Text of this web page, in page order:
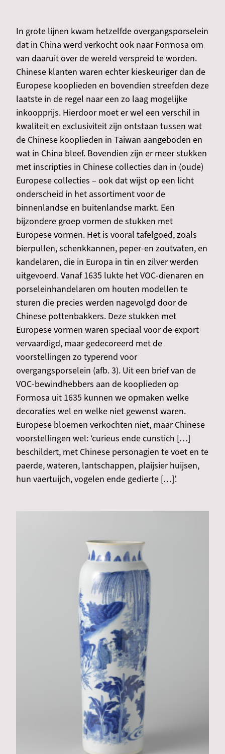
In grote lijnen kwam hetzelfde overgangsporselein
dat in China werd verkocht ook naar Formosa om
van daaruit over de wereld verspreid te worden.
Chinese klanten waren echter kieskeuriger dan de
Europese kooplieden en bovendien streefden deze
laatste in de regel naar een zo laag mogelijke
inkoopprijs. Hierdoor moet er wel een verschil in
kwaliteit en exclusiviteit zijn ontstaan tussen wat
de Chinese kooplieden in Taiwan aangeboden en
wat in China bleef. Bovendien zijn er meer stukken
met inscripties in Chinese collecties dan in (oude)
Europese collecties – ook dat wijst op een licht
onderscheid in het assortiment voor de
binnenlandse en buitenlandse markt. Een
bijzondere groep vormen de stukken met
Europese vormen. Het is vooral tafelgoed, zoals
bierpullen, schenkkannen, peper-en zoutvaten, en
kandelaren, die in Europa in tin en zilver werden
uitgevoerd. Vanaf 1635 lukte het VOC-dienaren en
porseleinhandelaren om houten modellen te
sturen die precies werden nagevolgd door de
Chinese pottenbakkers. Deze stukken met
Europese vormen waren speciaal voor de export
vervaardigd, maar gedecoreerd met de
voorstellingen zo typerend voor
overgangsporselein (afb. 3). Uit een brief van de
VOC-bewindhebbers aan de kooplieden op
Formosa uit 1635 kunnen we opmaken welke
decoraties wel en welke niet gewenst waren.
Europese bloemen verkochten niet, maar Chinese
voorstellingen wel: ‘curieus ende cunstich […]
beschildert, met Chinese personagien te voet en te
paerde, wateren, lantschappen, plaijsier huijsen,
hun vaertuijch, vogelen ende gedierte […]’.